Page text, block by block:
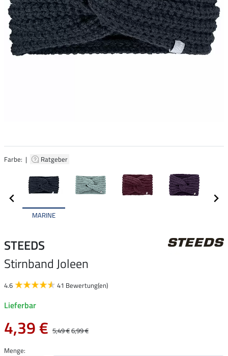
Farbe: | Ratgeber
MARINE
STEEDS
Stirnband Joleen
4.6 41 Bewertung(en)
Lieferbar
4,39 € 5,49 €6,99 €
Menge: